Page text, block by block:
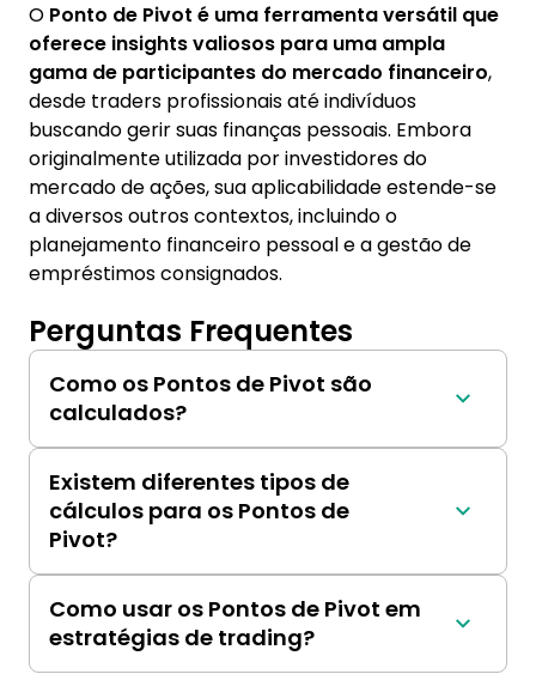
O Ponto de Pivot é uma ferramenta versátil que
oferece insights valiosos para uma ampla
gama de participantes do mercado financeiro,
desde traders profissionais até indivíduos
buscando gerir suas finanças pessoais. Embora
originalmente utilizada por investidores do
mercado de ações, sua aplicabilidade estende-se
a diversos outros contextos, incluindo o
planejamento financeiro pessoal e a gestão de
empréstimos consignados.
Perguntas Frequentes
Como os Pontos de Pivot são
calculados?
Os Pontos de Pivot são calculados usando a
média do preço máximo, mínimo e de
fechamento do período anterior. A fórmula
padrão é P=H+L+C​/3, onde P é o Ponto de
Pivot, H é a máxima, L é a mínima e C é o
preço de fechamento. A partir desse ponto
central, são derivados níveis de suporte (S1, S2,
S3) e resistência (R1, R2, R3)​​​​.
Existem diferentes tipos de
cálculos para os Pontos de
Pivot?
Sim, além do método Standard, existem
outros métodos como o Fibonacci, Camarilla,
e DeMark, que ajustam os cálculos de suporte
e resistência usando diferentes lógicas
Como usar os Pontos de Pivot em
estratégias de trading?
Os Pontos de Pivot são usados principalmente